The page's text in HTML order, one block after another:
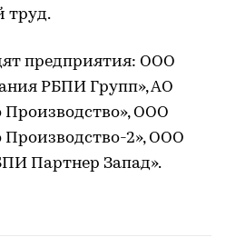
труд.
предприятия: ООО
РБПИ Групп», АО
ООО
2», ООО
Партнер Запад».